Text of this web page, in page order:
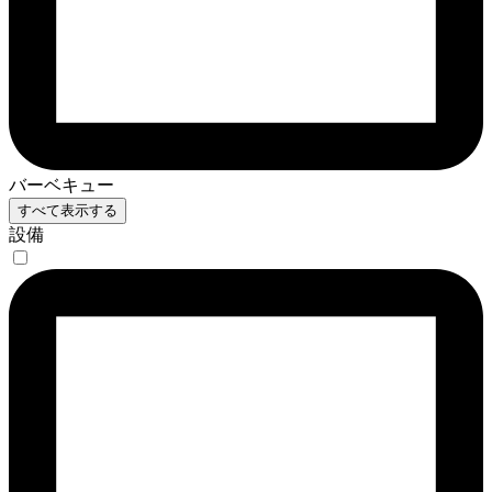
バーベキュー
すべて表示する
設備